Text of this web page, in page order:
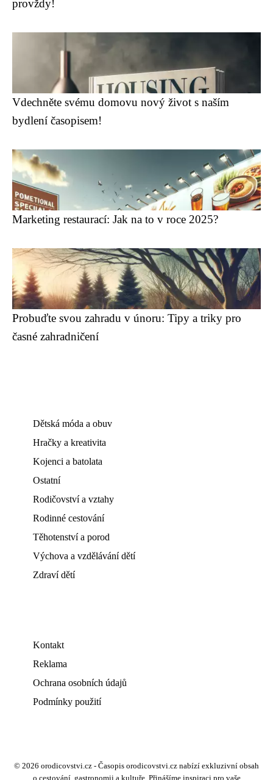
provždy!
Vdechněte svému domovu nový život s naším
bydlení časopisem!
Marketing restaurací: Jak na to v roce 2025?
Probuďte svou zahradu v únoru: Tipy a triky pro
časné zahradničení
Dětská móda a obuv
Hračky a kreativita
Kojenci a batolata
Ostatní
Rodičovství a vztahy
Rodinné cestování
Těhotenství a porod
Výchova a vzdělávání dětí
Zdraví dětí
Kontakt
Reklama
Ochrana osobních údajů
Podmínky použití
© 2026 orodicovstvi.cz - Časopis orodicovstvi.cz nabízí exkluzivní obsah
o cestování, gastronomii a kultuře. Přinášíme inspiraci pro vaše